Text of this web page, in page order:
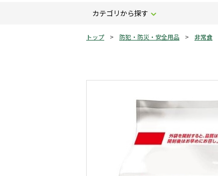
カテゴリから探す
トップ > 防犯・防災・安全用品 > 非常食